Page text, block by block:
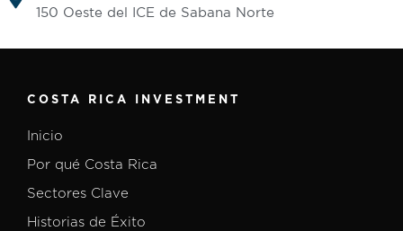
150 Oeste del ICE de Sabana Norte
COSTA RICA INVESTMENT
Inicio
Por qué Costa Rica
Sectores Clave
Historias de Éxito